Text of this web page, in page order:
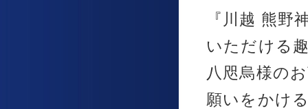
『川越 熊野
いただける
八咫烏様の
願いをかけ